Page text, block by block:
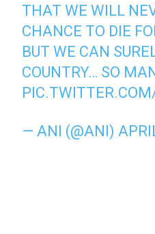
THAT WE WILL
CHANCE TO DIE
BUT WE CAN
COUNTRY… SO
— ANI (@ANI)